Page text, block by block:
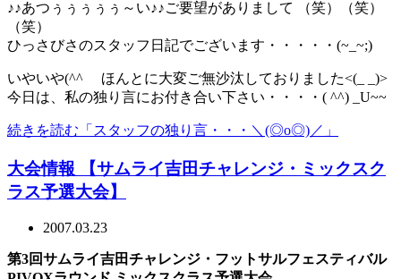
♪♪あつぅぅぅぅぅ～い♪♪ご要望がありまして （笑）（笑）
（笑）
ひっさびさのスタッフ日記でございます・・・・・(~_~;)
いやいや(^^ゞ ほんとに大変ご無沙汰しておりました<(_ _)>
今日は、私の独り言にお付き合い下さい・・・・( ^^) _U~~
続きを読む「スタッフの独り言・・・＼(◎o◎)／」
大会情報 【サムライ吉田チャレンジ・ミックスク
ラス予選大会】
2007.03.23
第3回サムライ吉田チャレンジ・フットサルフェスティバル